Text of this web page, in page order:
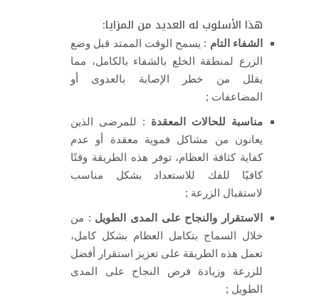
هذا الأسلوب له العديد من المزايا:
الشفاء التام : يسمح الوقت الممتد قبل وضع
الزرع لمنطقة الخلع بالشفاء بالكامل، مما
يقلل من خطر الإصابة بالعدوى أو
المضاعفات ;
مناسبة للحالات المعقدة : للمرضى الذين
يعانون من مشاكل فموية معقدة أو عدم
كفاية كثافة العظام، توفر هذه الطريقة وقتًا
كافيًا للفك للاستعداد بشكل مناسب
لاستقبال الزرعة ;
الاستقرار والنجاح على المدى الطويل : من
خلال السماح بتكامل العظام بشكل كامل،
تعمل هذه الطريقة على تعزيز استقرار أفضل
للزرعة وزيادة فرص النجاح على المدى
الطويل ;